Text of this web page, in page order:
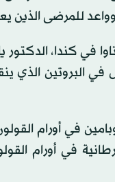
للمرضى الذين
في كندا،
البروتين الذي
في أورام
في أورام